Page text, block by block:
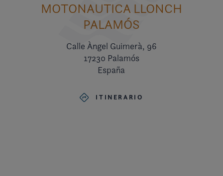
MOTONAUTICA LLONCH
PALAMÓS
Calle Àngel Guimerà, 96
17230 Palamós
España
ITINERARIO